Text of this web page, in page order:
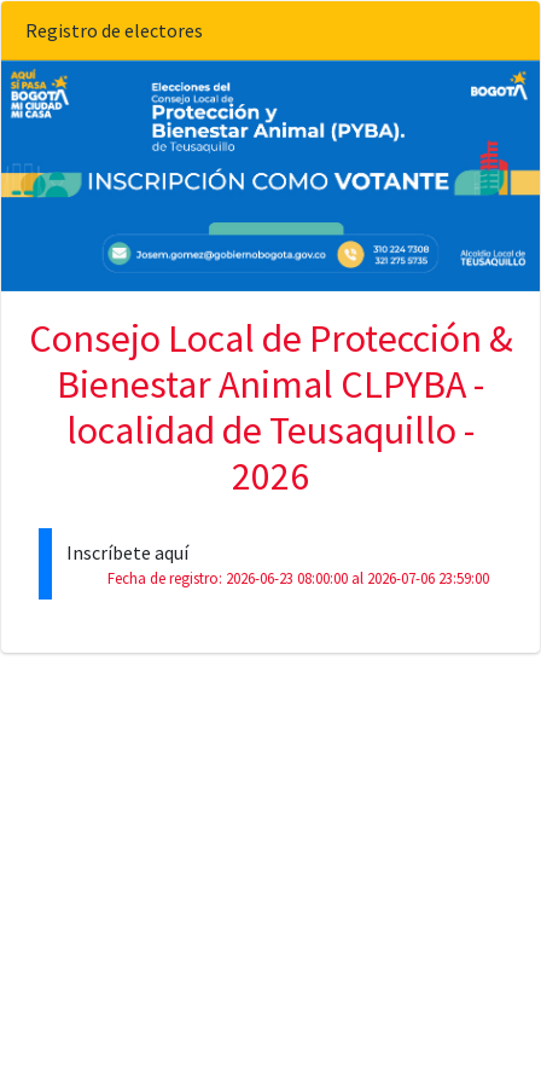
Registro de electores
Consejo Local de Protección &
Bienestar Animal CLPYBA -
localidad de Teusaquillo -
2026
Inscríbete aquí
Fecha de registro: 2026-06-23 08:00:00 al 2026-07-06 23:59:00